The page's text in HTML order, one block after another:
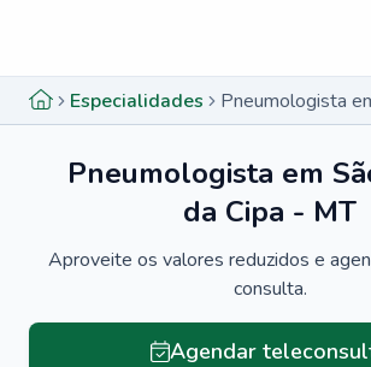
Especialidades
Pneumologista em
da Cipa - MT
Aproveite os valores reduzidos e
consulta.
Agendar